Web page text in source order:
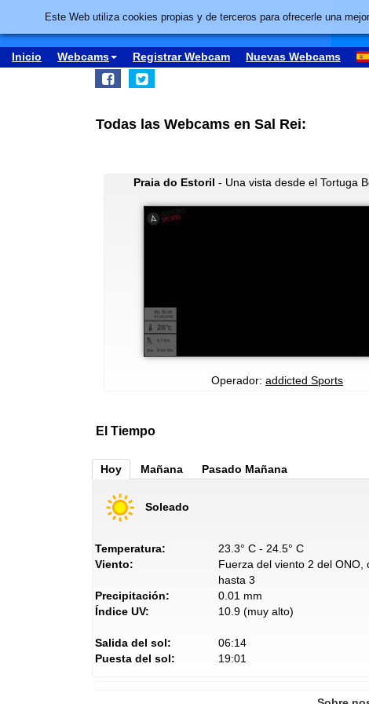
Inicio Webcams Registrar Webcam Nuevas Webcams
Todas las Webcams en Sal Rei:
Praia do Estoril - Una vista desde el Tortuga
Operador: addicted Sports
El Tiempo
Hoy Mañana Pasado Mañana
Soleado
Temperatura:
23.3° C - 24.5° C
Viento:
Fuerza del viento 2 del ONO,
hasta 3
Precipitación:
0.01 mm
Índice UV:
10.9 (muy alto)
Salida del sol:
06:14
Puesta del sol:
19:01
Este Web utiliza cookies propias y de terceros para ofrecerle una